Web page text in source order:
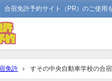
合宿免許予約サイト（PR）のご使用
免許 すその中央自動車学校の合